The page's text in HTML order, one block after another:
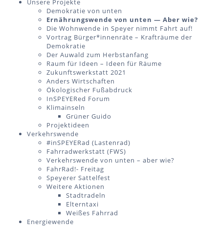
Unsere Projekte
Demokratie von unten
Ernährungswende von unten — Aber wie?
Die Wohnwende in Speyer nimmt Fahrt auf!
Vortrag Bürger*innenräte – Krafträume der
Demokratie
Der Auwald zum Herbstanfang
Raum für Ideen – Ideen für Räume
Zukunftswerkstatt 2021
Anders Wirtschaften
Ökologischer Fußabdruck
InSPEYERed Forum
Klimainseln
Grüner Guido
Projektideen
Verkehrswende
#inSPEYERad (Lastenrad)
Fahrradwerkstatt (FWS)
Verkehrswende von unten – aber wie?
FahrRad!- Freitag
Speyerer Sattelfest
Weitere Aktionen
Stadtradeln
Elterntaxi
Weißes Fahrrad
Energiewende